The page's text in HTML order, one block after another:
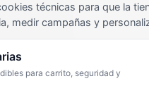
Términos y
Preguntas
técnicas para que la
medir campañas y
para carrito, seguridad y